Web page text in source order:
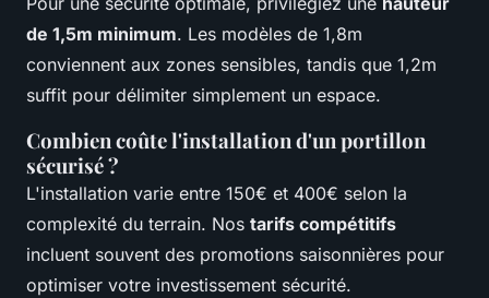
de 1,5m minimum. Les modèles de 1,8m
conviennent aux zones sensibles, tandis que 1,2m
suffit pour délimiter simplement un espace.
Combien coûte l'installation d'un portillon
sécurisé ?
L'installation varie entre 150€ et 400€ selon la
complexité du terrain. Nos tarifs compétitifs
incluent souvent des promotions saisonnières pour
optimiser votre investissement sécurité.